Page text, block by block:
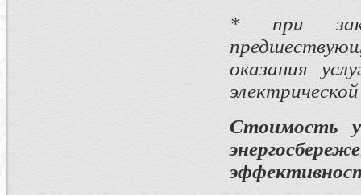
* при
оказания
Стоимость